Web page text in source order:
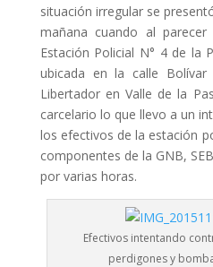
situación irregular se
mañana cuando al
Estación Policial N° 4 de la
ubicada en la calle
Libertador en Valle de la
carcelario lo que llevo a un
los efectivos de la estación
componentes de la GNB,
por varias horas.
Efectivos intentando
perdigones y